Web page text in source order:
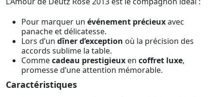
Pour marquer un événement précieuxavec
panache et délicatesse.
Lors d’un dîner d’exception où la précision des
accords sublime la table.
Commecadeau prestigieux en coffret luxe,
promesse d’une attention mémorable.
Caractéristiques